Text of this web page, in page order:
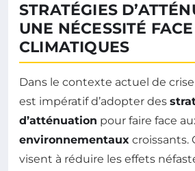
STRATÉGIES
UNE NÉCESSITÉ
CLIMATIQUES
Dans le contexte actuel de
est impératif d’adopter des
d’atténuation pour faire face
environnementaux croissants.
visent à réduire les effets